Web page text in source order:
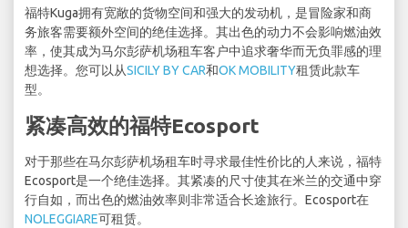
福特Kuga拥有宽敞的货物空间和强大的发动机，是冒险家和商
务旅客需要额外空间的绝佳选择。其出色的动力不会影响燃油效
率，使其成为马尔彭萨机场租车客户中追求奢华而无负罪感的理
想选择。您可以从SICILY BY CAR和OK MOBILITY租赁此款车
型。
紧凑高效的福特Ecosport
对于那些在马尔彭萨机场租车时寻求最佳性价比的人来说，福特
Ecosport是一个绝佳选择。其紧凑的尺寸使其在米兰的交通中穿
行自如，而出色的燃油效率则非常适合长途旅行。Ecosport在
NOLEGGIARE可租赁。